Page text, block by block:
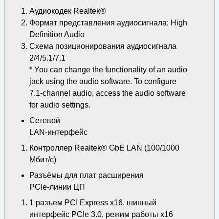
Аудиокодек Realtek®
Формат представления аудиосигнала: High
Definition Audio
Схема позиционирования аудиосигнала
2/4/5.1/7.1
* You can change the functionality of an audio
jack using the audio software. To configure
7.1-channel audio, access the audio software
for audio settings.
Сетевой
LAN-интерфейс
Контроллер Realtek® GbE LAN (100/1000
Мбит/с)
Разъёмы для плат расширения
PCIe-линии ЦП
1 разъем PCI Express x16, шинный
интерфейс PCIe 3.0, режим работы x16